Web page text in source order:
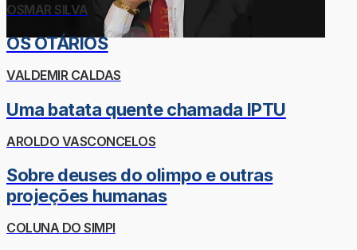
OSMAR SILVA
OS OTÁRIOS
VALDEMIR CALDAS
Uma batata quente chamada IPTU
AROLDO VASCONCELOS
Sobre deuses do olimpo e outras
projeções humanas
COLUNA DO SIMPI